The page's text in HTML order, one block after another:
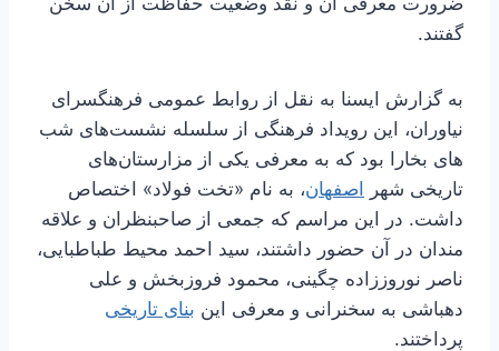
گفتند.
به گزارش ایسنا به نقل از روابط عمومی فرهنگسرای
نیاوران، این رویداد فرهنگی از سلسله نشست­‌های شب­‌
های بخارا بود که به معرفی یکی از مزارستان­‌های
تاریخی شهر اصفهان، به نام «تخت فولاد» اختصاص
داشت. در این مراسم که جمعی از صاحب­نظران و علاقه­‌
مندان در آن حضور داشتند، سید احمد محیط‌ طباطبایی،
ناصر نوروززاده‌ چگینی، محمود فروزبخش و علی
دهباشی به سخنرانی و معرفی این بنای تاریخی
پرداختند.